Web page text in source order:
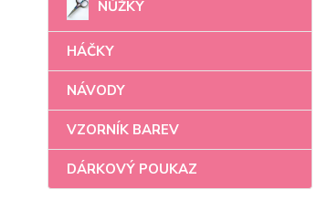
NŮŽKY
HÁČKY
NÁVODY
VZORNÍK BAREV
DÁRKOVÝ POUKAZ